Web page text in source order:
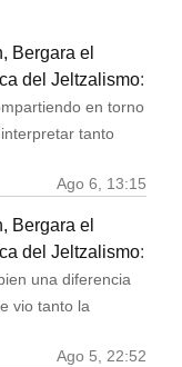
Bergara el
del Jeltzalismo:
en torno
tanto
Ago 6, 13:15
Bergara el
del Jeltzalismo:
una diferencia
vio tanto la
Ago 5, 22:52